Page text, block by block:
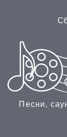
Песни,